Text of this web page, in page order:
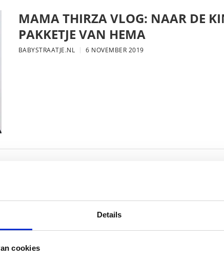
Details
cookies
MAMA THIRZA VLOG: NAAR DE
PAKKETJE VAN HEMA
BABYSTRAATJE.NL 6 NOVEMBER 2019
MAMA THIRZA VLOG: DE